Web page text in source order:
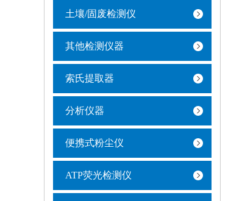
土壤/固废检测仪
其他检测仪器
索氏提取器
分析仪器
便携式粉尘仪
ATP荧光检测仪